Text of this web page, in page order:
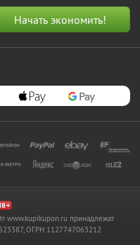
www.kupikupon.ru принадлежат
ОГРН 1127747063212